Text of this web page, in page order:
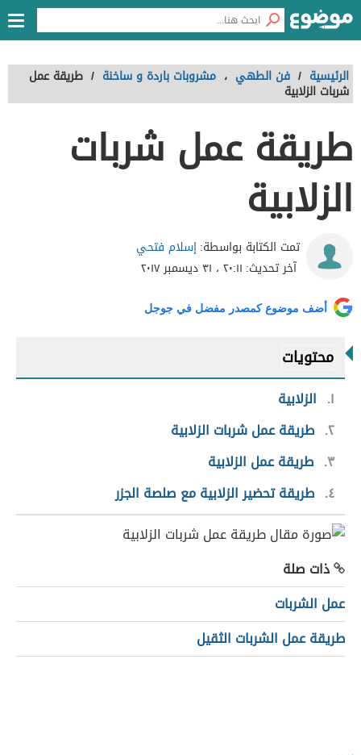
الرئيسية / فن الطهي ، مشروبات باردة و ساخنة / طريقة عمل
شربات الزلابية
طريقة عمل شربات
الزلابية
تمت الكتابة بواسطة:إسلام فتحي
آخر تحديث: ٢٠:١١ ، ٣١ ديسمبر ٢٠١٧
أضف موضوع كمصدر مفضل في جوجل
محتويات
١
الزلابية
٢ طريقة عمل شربات الزلابية
٣ طريقة عمل الزلابية
٤ طريقة تحضير الزلابية مع صلصة الجزر
ذات صلة
عمل الشربات
طريقة عمل الشربات الثقيل